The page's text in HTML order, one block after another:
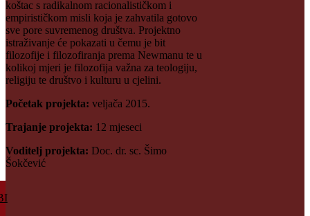
koštac s radikalnom racionalističkom i
empirističkom misli koja je zahvatila gotovo
sve pore suvremenog društva. Projektno
istraživanje će pokazati u čemu je bit
filozofije i filozofiranja prema Newmanu te u
kolikoj mjeri je filozofija važna za teologiju,
religiju te društvo i kulturu u cjelini.
Početak projekta: veljača 2015.
Trajanje projekta: 12 mjeseci
Voditelj projekta: Doc. dr. sc. Šimo
Šokčević